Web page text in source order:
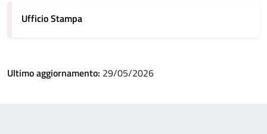
Ufficio Stampa
Ultimo aggiornamento: 29/05/2026